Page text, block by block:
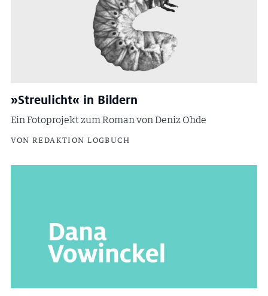
»Streulicht« in Bildern
Ein Fotoprojekt zum Roman von Deniz Ohde
VON REDAKTION LOGBUCH